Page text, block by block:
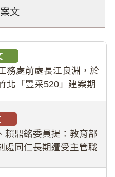
文
務處前處長江良淵，於
北「豐采520」建案期
，並長期收受建商餽
共安全，圖利默許建商
賴鼎銘委員提：教育部
處同仁長期遭受主管職